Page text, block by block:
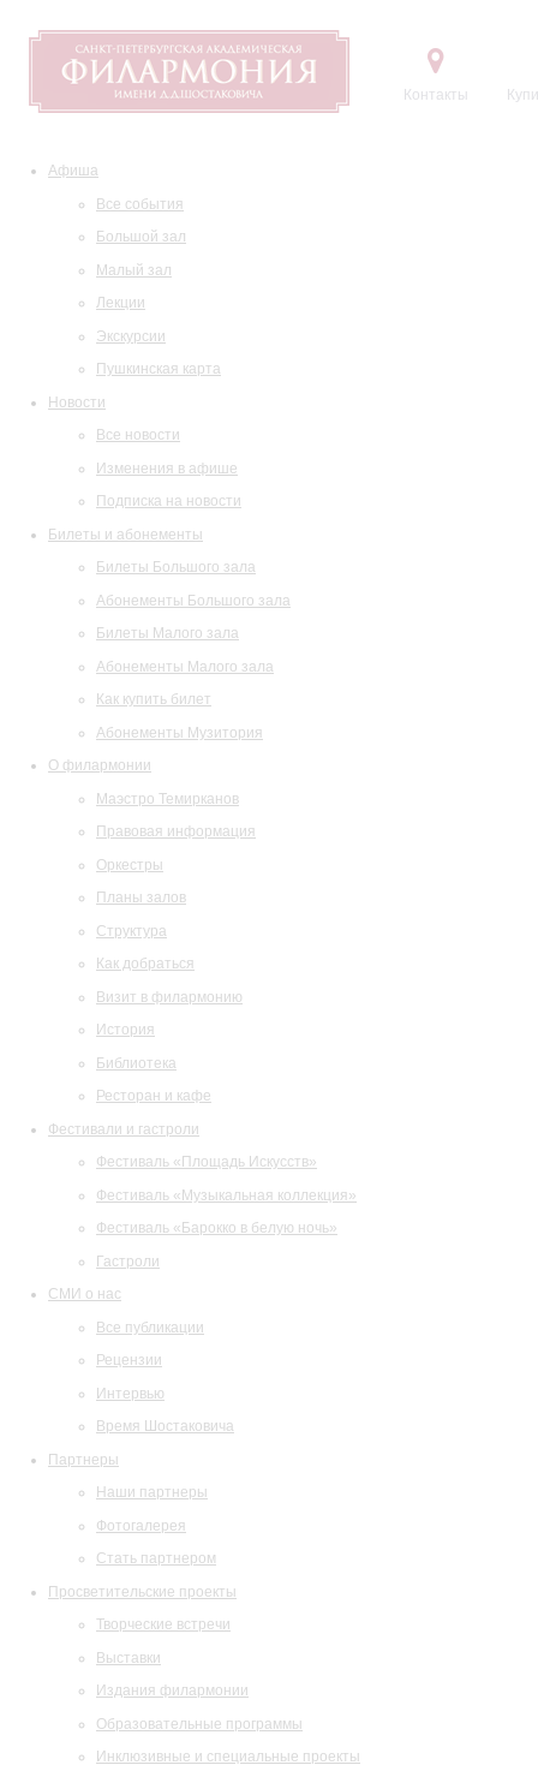
Контакты
Афиша
Все события
Большой зал
Малый зал
Лекции
Экскурсии
Пушкинская карта
Новости
Все новости
Изменения в афише
Подписка на новости
Билеты и абонементы
Билеты Большого зала
Абонементы Большого зала
Билеты Малого зала
Абонементы Малого зала
Как купить билет
Абонементы Музитория
О филармонии
Маэстро Темирканов
Правовая информация
Оркестры
Планы залов
Структура
Как добраться
Визит в филармонию
История
Библиотека
Ресторан и кафе
Фестивали и гастроли
Фестиваль «Площадь Искусств»
Фестиваль «Музыкальная коллекция»
Фестиваль «Барокко в белую ночь»
Гастроли
СМИ о нас
Все публикации
Рецензии
Интервью
Время Шостаковича
Партнеры
Наши партнеры
Фотогалерея
Стать партнером
Просветительские проекты
Творческие встречи
Выставки
Издания филармонии
Образовательные программы
Инклюзивные и специальные проекты